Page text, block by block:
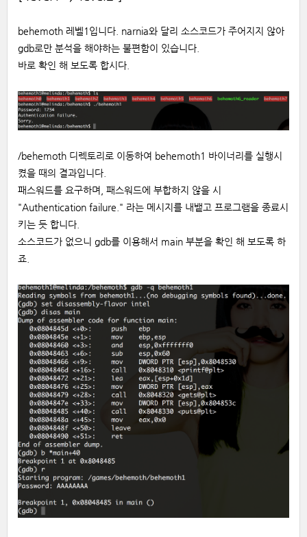
behemoth 레벨1입니다. narnia와 달리 소스코드가 주어지지 않아
gdb로만 분석을 해야하는 불편함이 있습니다.
바로 확인 해 보도록 합시다.
/behemoth 디렉토리로 이동하여 behemoth1 바이너리를 실행시
켰을 때의 결과입니다.
패스워드를 요구하며, 패스워드에 부합하지 않을 시
"Authentication failure." 라는 메시지를 내뱉고 프로그램을 종료시
키는 듯 합니다.
소스코드가 없으니 gdb를 이용해서 main 부분을 확인 해 보도록 하
죠.